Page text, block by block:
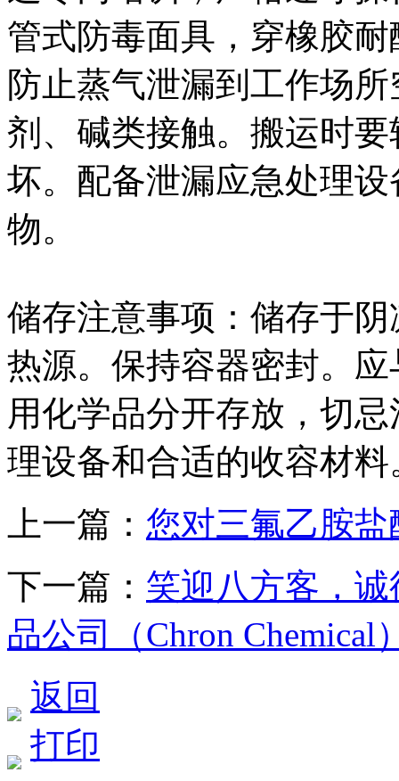
管式防毒面具，穿橡胶
防止蒸气泄漏到工作场
剂、碱类接触。搬运时
坏。配备泄漏应急处理
物。
储存注意事项：储存于
热源。保持容器密封。
用化学品分开存放，切
理设备和合适的收容材料
上一篇： 您对三氟乙胺
下一篇： 笑迎八方客，
品公司（Chron Chemical
返回
打印